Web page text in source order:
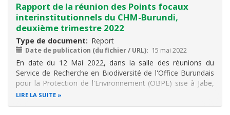
Rapport de la réunion des Points focaux
interinstitutionnels du CHM-Burundi,
deuxième trimestre 2022
Type de document Report
Date de publication (du fichier / URL) 15 mai 2022
En date du 12 Mai 2022, dans la salle des réunions du
Service de Recherche en Biodiversité de l'Office Burundais
pour la Protection de l'Environnement (OBPE) sise à Jabe,
une réunion des Points focaux interinstitutionnels du CHM-
LIRE LA SUITE